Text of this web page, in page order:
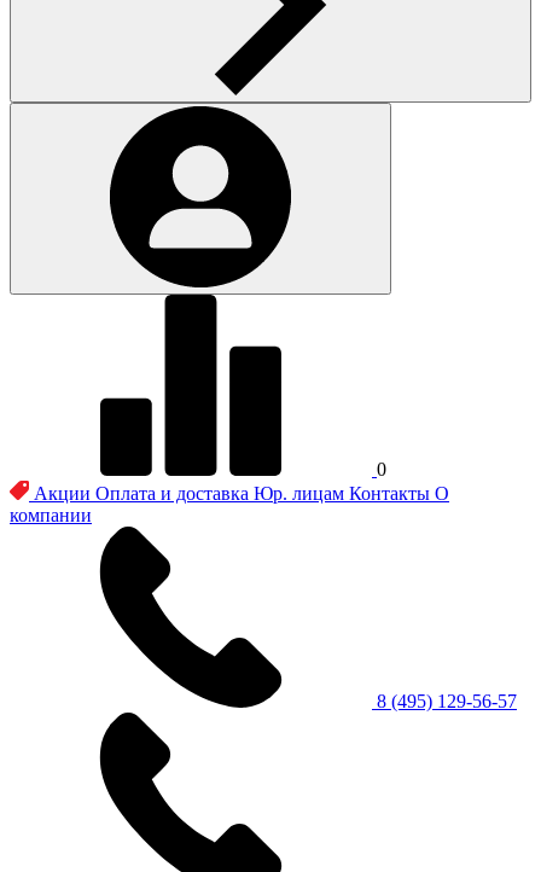
0
Акции Оплата и доставка Юр. лицам Контакты О
компании
8 (495) 129-56-57